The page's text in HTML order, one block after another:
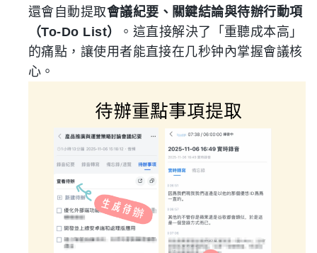
還會自動提取會議紀要、關鍵結論與待辦行動項
（To-Do List）
。這直接解決了「重聽成本高」
的痛點，讓使用者能直接在几秒钟內掌握會議核
心。